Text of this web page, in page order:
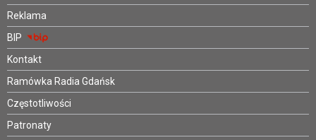
Reklama
BIP
Kontakt
Ramówka Radia Gdańsk
Częstotliwości
Patronaty